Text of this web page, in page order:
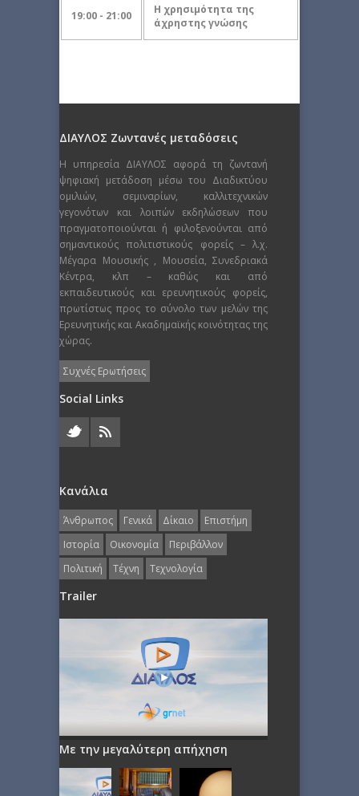
19:00 - 21:00
Η χρησιμότητα της
άχρηστης γνώσης
ΔΙΑΥΛΟΣ Ζωντανές μεταδόσεις
Η υπηρεσία ΔΙΑΥΛΟΣ αφορά τη ζωντανή
ψηφιακή μετάδοση μέσω του Διαδικτύου
ομιλιών, σεμιναρίων, καλλιτεχνικών
γεγονότων και λοιπών εκδηλώσεων που
πραγματοποιούνται ή φιλοξενούνται από
σημαντικούς πολιτιστικούς φορείς – λ.χ.
Μέγαρα Μουσικής , Μουσεία, Συνεδριακά
Κέντρα, κλπ – καθώς και από
εκπαιδευτικούς και ερευνητικούς φορείς,
πρωτίστως προς το σύνολο των μελών της
Ερευνητικής και Ακαδημαϊκής κοινότητας της
χώρας.
Συχνές Ερωτήσεις
Social Links
Κανάλια
Άνθρωπος Γενικά Δίκαιο
Επιστήμη
Ιστορία
Οικονομία
Περιβάλλον
Πολιτική
Τέχνη Τεχνολογία
Trailer
Με την μεγαλύτερη απήχηση